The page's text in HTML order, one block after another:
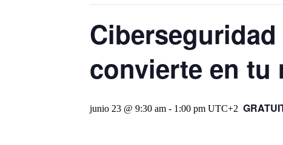
convierte en tu
junio 23 @ 9:30 am - 1:00 pm UTC+2